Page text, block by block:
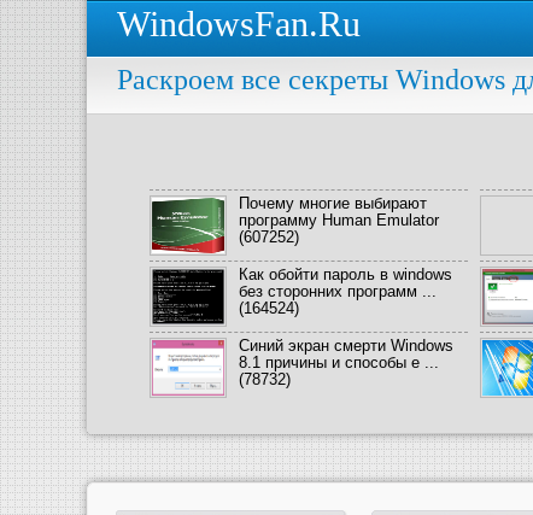
WindowsFan.Ru
Раскроем все секреты Windows
Почему многие выбирают
программу Human Emulator
(607252)
Как обойти пароль в windows
без сторонних программ ...
(164524)
Синий экран смерти Windows
8.1 причины и способы е ...
(78732)